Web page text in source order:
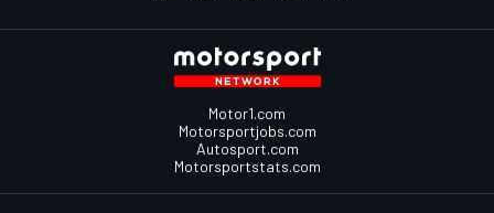
Motor1.com
Motorsportjobs.com
Autosport.com
Motorsportstats.com